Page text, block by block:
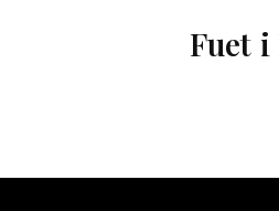
Fuet i